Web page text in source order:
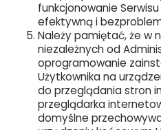
funkcjonowanie
efektywną i
Należy pamiętać, że w
niezależnych od
oprogramowanie
Użytkownika na
do przeglądania stron
przeglądarka
domyślne